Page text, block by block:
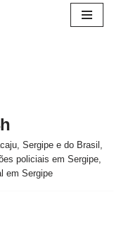
Sergipe e do Brasil,
policiais em Sergipe,
em Sergipe